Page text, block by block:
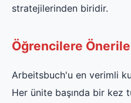
stratejilerinden biridir.
Öğrencilere
Arbeitsbuch'u en verimli
Her ünite başında bir kez